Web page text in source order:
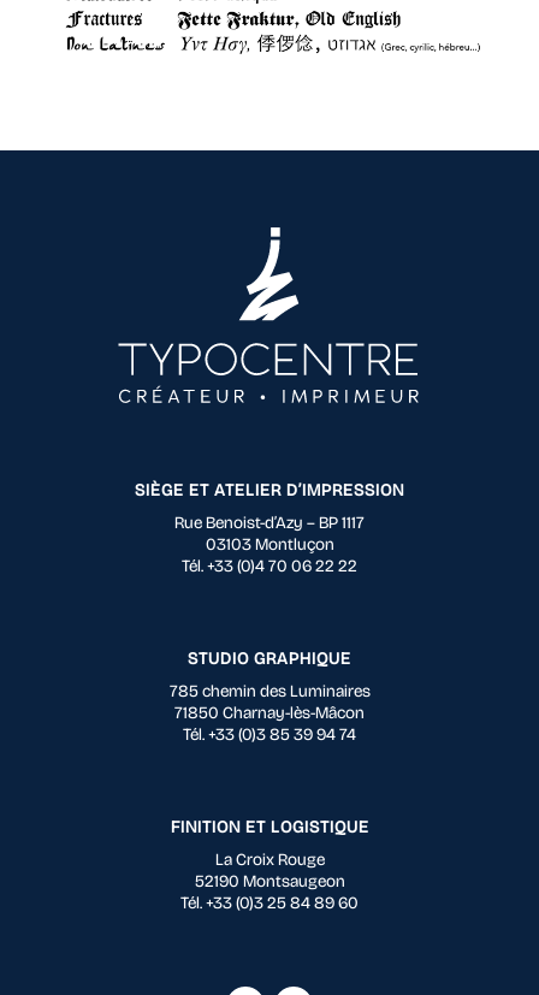
SIÈGE ET ATELIER D’IMPRESSION
Rue Benoist-d’Azy – BP 1117
03103 Montluçon
Tél. +33 (0)4 70 06 22 22
STUDIO GRAPHIQUE
785 chemin des Luminaires
71850 Charnay-lès-Mâcon
Tél. +33 (0)3 85 39 94 74
FINITION ET LOGISTIQUE
La Croix Rouge
52190 Montsaugeon
Tél. +33 (0)3 25 84 89 60